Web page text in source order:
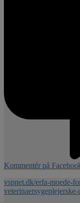
Kommentér på
vspnet.dk/erfa-moede-
veterinaersygeplejerske-